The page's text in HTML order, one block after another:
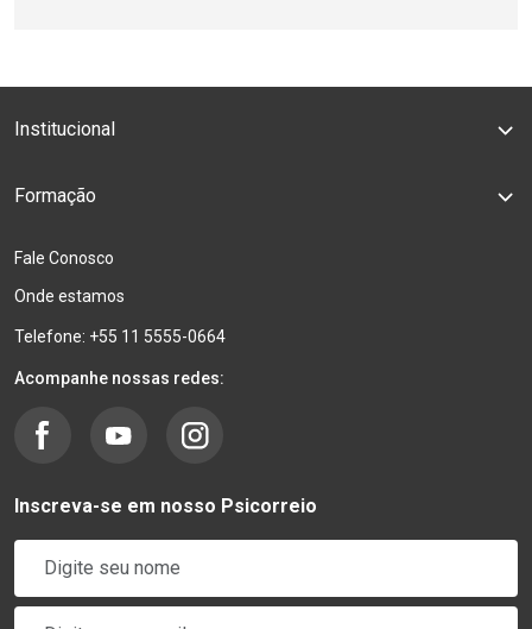
Institucional
Formação
Fale Conosco
Onde estamos
Telefone: +55 11 5555-0664
Acompanhe nossas redes:
Inscreva-se em nosso Psicorreio